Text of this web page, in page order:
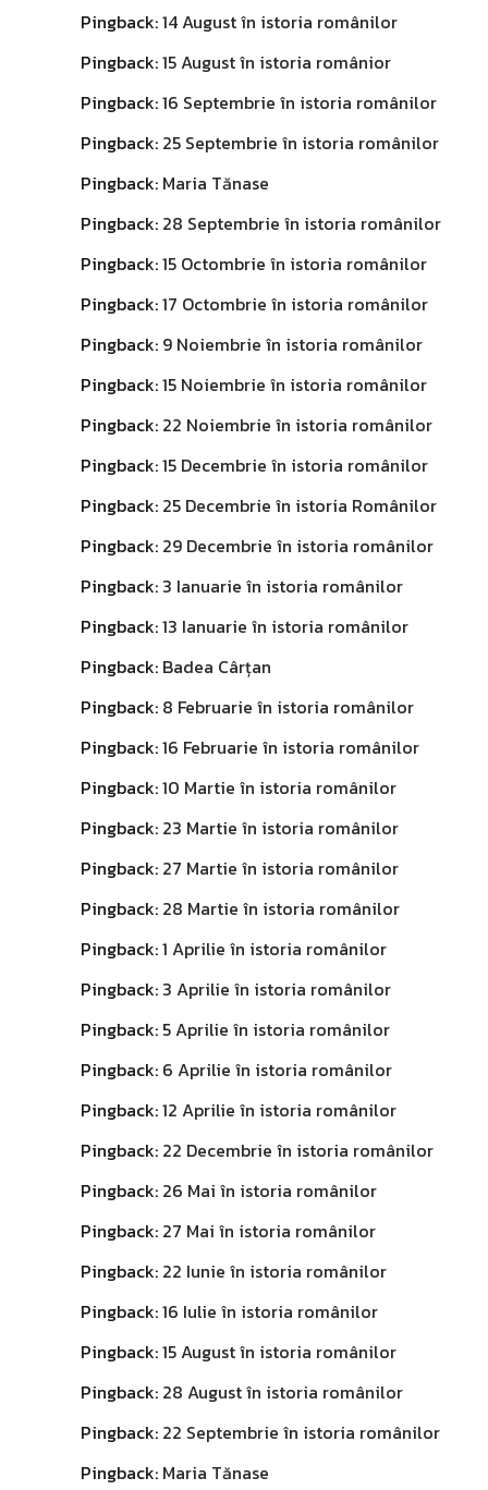
Pingback:14 August în istoria românilor
Pingback:15 August în istoria românior
Pingback:16 Septembrie în istoria românilor
Pingback: 25 Septembrie în istoria românilor
Pingback: Maria Tănase
Pingback: 28 Septembrie în istoria românilor
Pingback:15 Octombrie în istoria românilor
Pingback:17 Octombrie în istoria românilor
Pingback: 9 Noiembrie în istoria românilor
Pingback:15 Noiembrie în istoria românilor
Pingback: 22 Noiembrie în istoria românilor
Pingback:15 Decembrie în istoria românilor
Pingback: 25 Decembrie în istoria Românilor
Pingback: 29 Decembrie în istoria românilor
Pingback: 3 Ianuarie în istoria românilor
Pingback:13 Ianuarie în istoria românilor
Pingback: Badea Cârțan
Pingback: 8 Februarie în istoria românilor
Pingback:16 Februarie în istoria românilor
Pingback:10 Martie în istoria românilor
Pingback: 23 Martie în istoria românilor
Pingback: 27 Martie în istoria românilor
Pingback: 28 Martie în istoria românilor
Pingback:1 Aprilie în istoria românilor
Pingback: 3 Aprilie în istoria românilor
Pingback: 5 Aprilie în istoria românilor
Pingback: 6 Aprilie în istoria românilor
Pingback:12 Aprilie în istoria românilor
Pingback: 22 Decembrie în istoria românilor
Pingback: 26 Mai în istoria românilor
Pingback: 27 Mai în istoria românilor
Pingback: 22 Iunie în istoria românilor
Pingback:16 Iulie în istoria românilor
Pingback:15 August în istoria românilor
Pingback: 28 August în istoria românilor
Pingback: 22 Septembrie în istoria românilor
Pingback: Maria Tănase